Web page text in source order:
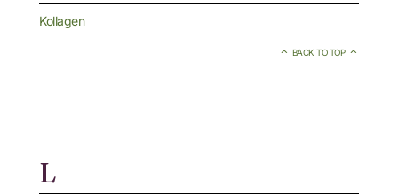
Kollagen
BACK TO TOP
L